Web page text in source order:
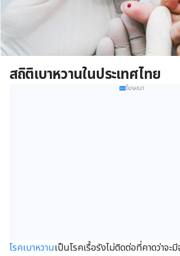
สถิติเบาหวานในประเทศไทย
โฆษณา
โรคเบาหวานเป็นโรคเรื้อรังไม่ติดต่อที่คาดว่าจ